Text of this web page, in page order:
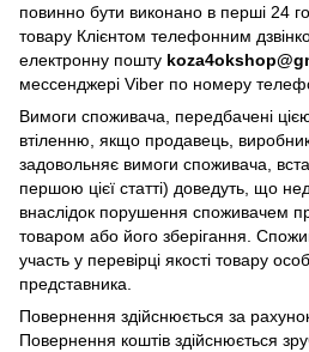
повинно бути виконано в перші 24
товару Клієнтом телефонним
електронну пошту
мессенджері Viber по номеру
Вимоги споживача, передбачені
втіленню, якщо продавець,
задовольняє вимоги споживача,
першою цієї статті) доведуть, що
внаслідок порушення споживачем
товаром або його зберігання.
участь у перевірці якості товару
представника.
Повернення здійснюється за
Повернення коштів здійснюється